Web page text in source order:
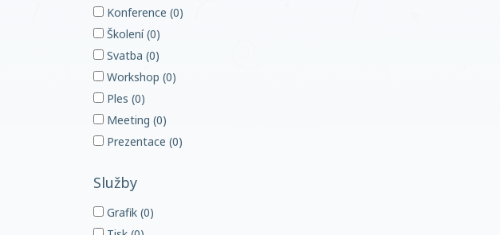
Konference (0)
Školení (0)
Svatba (0)
Workshop (0)
Ples (0)
Meeting (0)
Prezentace (0)
Služby
Grafik (0)